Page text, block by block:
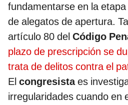
fundamentarse en la
de alegatos de apertura.
artículo 80 del Código
plazo de prescripción se
trata de delitos contra el
El congresistaes
irregularidades cuando en